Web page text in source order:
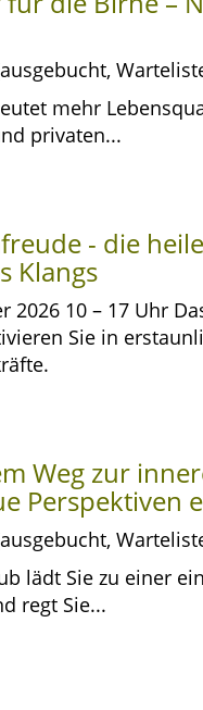
mehr
privaten...
- die
Klangs
2026 10 – 17 Uhr
Sie in
Weg zur
Perspektiven
lädt Sie zu einer
regt Sie...